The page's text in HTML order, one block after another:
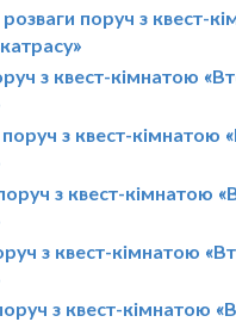
розваги поруч з квест-
з квест-кімнатою
з квест-кімнатою
з квест-кімнатою
з квест-кімнатою
з квест-кімнатою